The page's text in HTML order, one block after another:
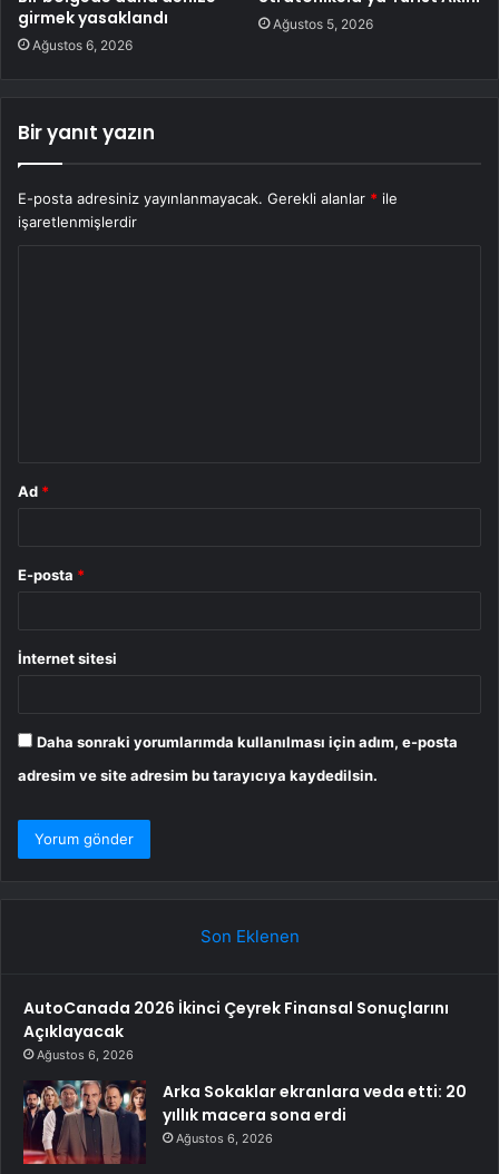
girmek yasaklandı
Ağustos 6, 2026
Ağustos 5, 2026
Bir yanıt yazın
E-posta adresiniz yayınlanmayacak. Gerekli alanlar * ile
işaretlenmişlerdir
Ad *
E-posta *
İnternet sitesi
Daha sonraki yorumlarımda kullanılması için adım, e-posta
adresim ve site adresim bu tarayıcıya kaydedilsin.
Son Eklenen
AutoCanada 2026 İkinci Çeyrek Finansal Sonuçlarını
Açıklayacak
Ağustos 6, 2026
Arka Sokaklar ekranlara veda etti: 20
yıllık macera sona erdi
Ağustos 6, 2026